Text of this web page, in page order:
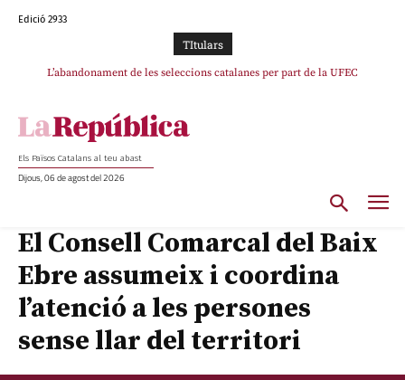
Edició 2933
TItulars
L’abandonament de les seleccions catalanes per part de la UFEC
Els Països Catalans al teu abast
Dijous, 06 de agost del 2026
El Consell Comarcal del Baix
Ebre assumeix i coordina
l’atenció a les persones
sense llar del territori